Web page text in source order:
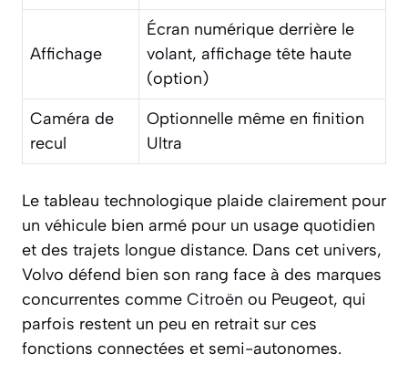
Affichage
Écran numérique derrière le
volant, affichage tête haute
(option)
Caméra de
recul
Optionnelle même en finition
Ultra
Le tableau technologique plaide clairement pour
un véhicule bien armé pour un usage quotidien
et des trajets longue distance. Dans cet univers,
Volvo défend bien son rang face à des marques
concurrentes comme Citroën ou Peugeot, qui
parfois restent un peu en retrait sur ces
fonctions connectées et semi-autonomes.